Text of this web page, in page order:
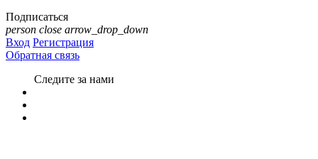
Подписаться
person close arrow_drop_down
Вход Регистрация
Обратная связь
Следите за нами